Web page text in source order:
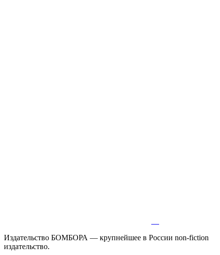
Издательство БОМБОРА — крупнейшее в России non-fiction
издательство.